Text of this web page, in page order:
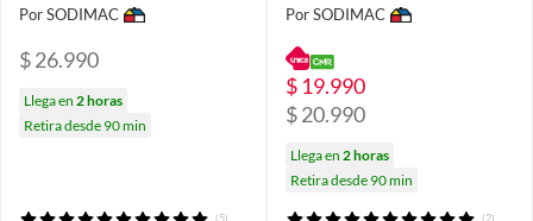
Por SODIMAC
$ 26.990
Llega en 2 horas
Retira desde 90 min
(5)
Por SODIMAC
$ 19.990
$ 20.990
Llega en 2 horas
Retira desde 90 min
(2)